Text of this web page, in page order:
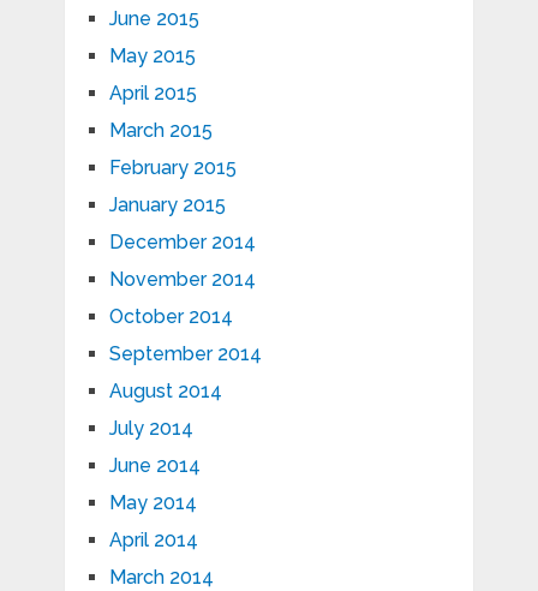
June 2015
May 2015
April 2015
March 2015
February 2015
January 2015
December 2014
November 2014
October 2014
September 2014
August 2014
July 2014
June 2014
May 2014
April 2014
March 2014